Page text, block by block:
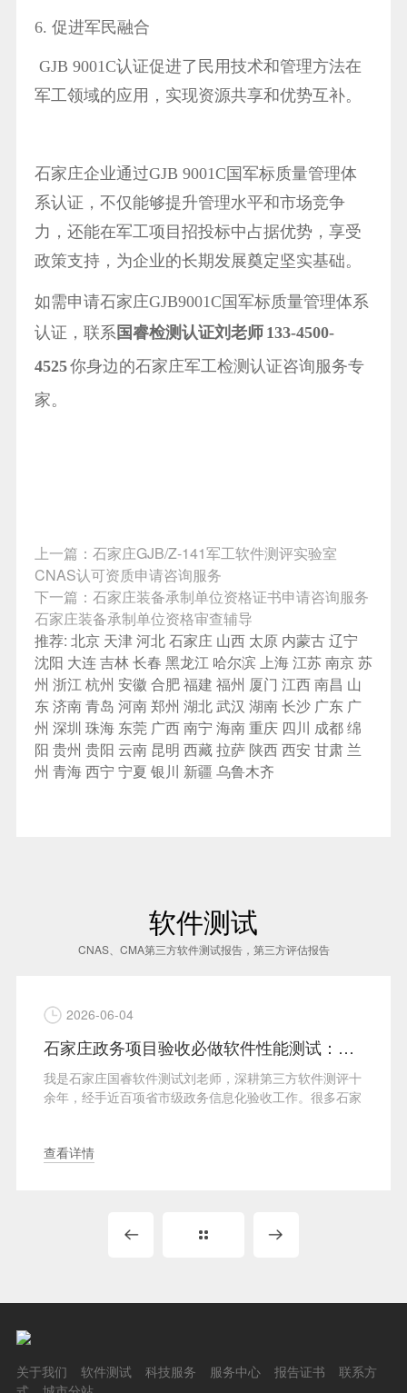
6. 促进军民融合
GJB 9001C认证促进了民用技术和管理方法在
军工领域的应用，实现资源共享和优势互补。
石家庄企业通过GJB 9001C国军标质量管理体
系认证，不仅能够提升管理水平和市场竞争
力，还能在军工项目招投标中占据优势，享受
政策支持，为企业的长期发展奠定坚实基础。
如需申请石家庄GJB9001C国军标质量管理体系
认证，联系国睿检测认证刘老师 133-4500-
4525你身边的石家庄军工检测认证咨询服务专
家。
上一篇： 石家庄GJB/Z-141军工软件测评实验室
CNAS认可资质申请咨询服务
下一篇： 石家庄装备承制单位资格证书申请咨询服务
石家庄装备承制单位资格审查辅导
推荐: 北京 天津河北石家庄 山西 太原 内蒙古辽宁
沈阳 大连吉林长春 黑龙江 哈尔滨上海江苏南京苏
州 浙江杭州 安徽 合肥福建 福州 厦门 江西南昌 山
东济南青岛 河南郑州 湖北武汉 湖南长沙 广东 广
州 深圳 珠海 东莞 广西南宁 海南重庆 四川 成都绵
阳 贵州 贵阳 云南 昆明 西藏拉萨 陕西西安 甘肃 兰
州 青海西宁 宁夏 银川 新疆 乌鲁木齐
软件测试
CNAS、CMA第三方软件测试报告，第三方评估报告
2026-06-04
石家庄政务项目验收必做软件性能测试：石家庄国睿软件测试刘老师拆解底层逻辑
我是石家庄国睿软件测试刘老师，深耕第三方软件测评十
余年，经手近百项省市级政务信息化验收工作。很多石家
查看详情
关于我们 软件测试 科技服务 服务中心 报告证书
联系方